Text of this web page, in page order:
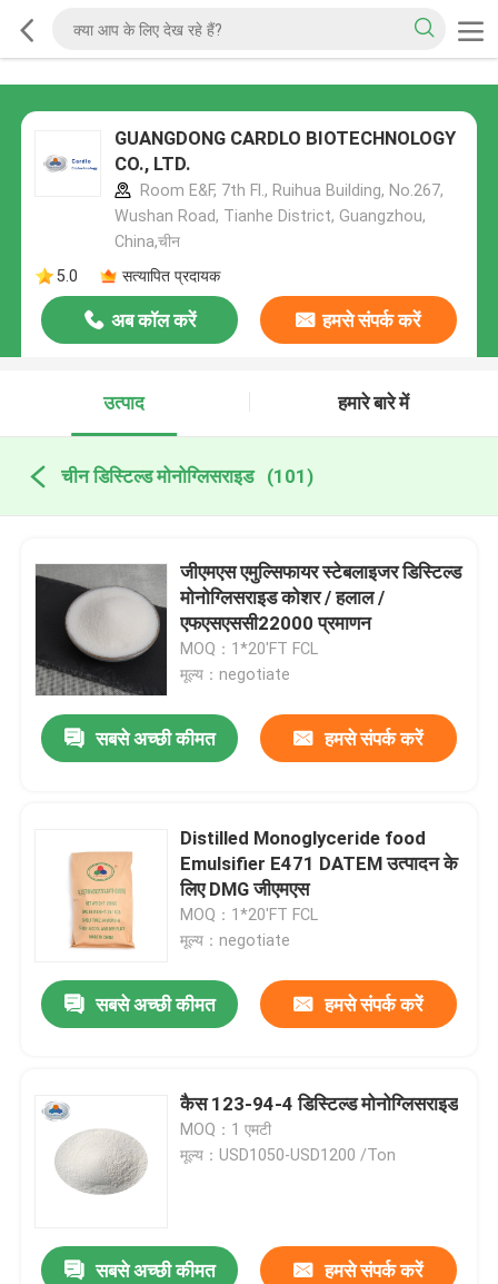
GUANGDONG CARDLO BIOTECHNOLOGY
CO., LTD.
Room E&F, 7th Fl., Ruihua Building, No.267,
Wushan Road, Tianhe District, Guangzhou,
China,चीन
5.0
सत्यापित प्रदायक
अब कॉल करें हमसे संपर्क करें
उत्पाद हमारे बारे में
चीन डिस्टिल्ड मोनोग्लिसराइड (101)
जीएमएस एमुल्सिफायर स्टेबलाइजर डिस्टिल्ड
मोनोग्लिसराइड कोशर / हलाल /
एफएसएससी22000 प्रमाणन
MOQ：1*20'FT FCL
मूल्य：negotiate
सबसे अच्छी कीमत हमसे संपर्क करें
Distilled Monoglyceride food
Emulsifier E471 DATEM उत्पादन के
लिए DMG जीएमएस
MOQ：1*20'FT FCL
मूल्य：negotiate
सबसे अच्छी कीमत हमसे संपर्क करें
कैस 123-94-4 डिस्टिल्ड मोनोग्लिसराइड
MOQ：1 एमटी
मूल्य：USD1050-USD1200 /Ton
सबसे अच्छी कीमत हमसे संपर्क करें